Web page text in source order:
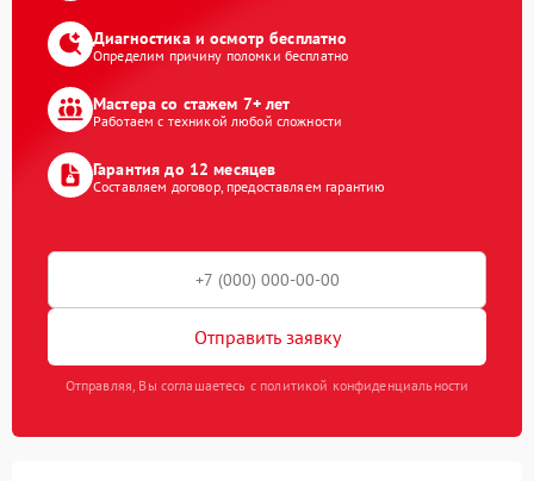
Диагностика и осмотр бесплатно
Определим причину поломки бесплатно
Мастера со стажем 7+ лет
Работаем с техникой любой сложности
Гарантия до 12 месяцев
Составляем договор, предоставляем гарантию
Отправить заявку
Отправляя, Вы соглашаетесь с политикой конфиденциальности